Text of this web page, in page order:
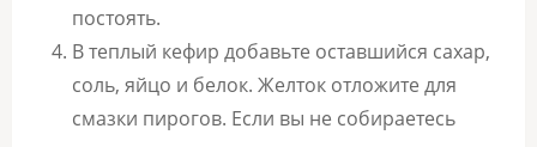
постоять.
В теплый кефир добавьте оставшийся сахар,
соль, яйцо и белок. Желток отложите для
смазки пирогов. Если вы не собираетесь